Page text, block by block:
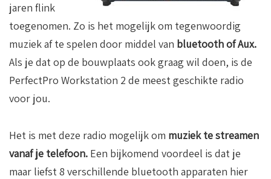
jaren flink
toegenomen. Zo is het mogelijk om tegenwoordig
muziek af te spelen door middel van bluetooth of Aux.
Als je dat op de bouwplaats ook graag wil doen, is de
PerfectPro Workstation 2 de meest geschikte radio
voor jou.
Het is met deze radio mogelijk om muziek te streamen
vanaf je telefoon. Een bijkomend voordeel is dat je
maar liefst 8 verschillende bluetooth apparaten hier